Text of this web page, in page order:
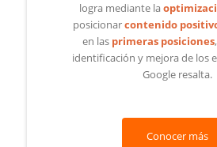
logra mediante la
posicionarcontenido
en las primeras posiciones
identificación y mejora de los
Google resalta.
Conocer más